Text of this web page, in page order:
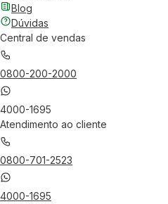
Blog
Dúvidas
Central de vendas
0800-200-2000
4000-1695
Atendimento ao cliente
0800-701-2523
4000-1695